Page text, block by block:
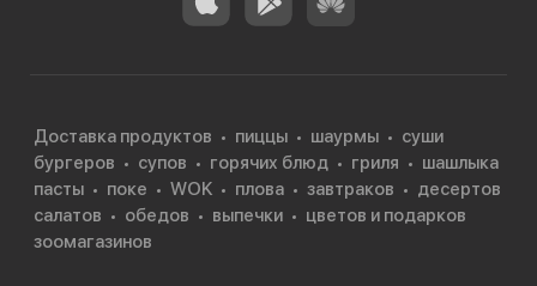
Доставка продуктов пиццы шаурмы
суши
бургеров
супов горячих блюд гриля
шашлыка
пасты
поке WOK плова завтраков
десертов
салатов
обедов выпечки
цветов и подарков
зоомагазинов